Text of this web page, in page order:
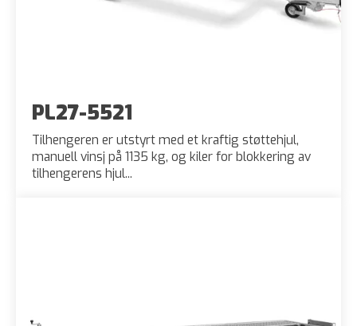
PL27-5521
Tilhengeren er utstyrt med et kraftig støttehjul,
manuell vinsj på 1135 kg, og kiler for blokkering av
tilhengerens hjul...